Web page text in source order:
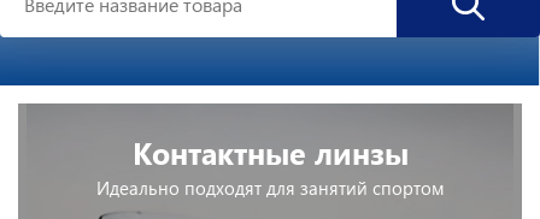
Контактные линзы
Идеально подходят для занятий спортoм